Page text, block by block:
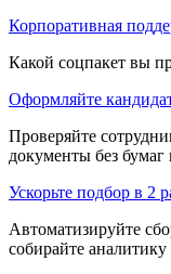
Корпоративная
Какой соцпакет вы
Оформляйте
Проверяйте
документы без
Ускорьте подбор в 2
Автоматизируйте
собирайте